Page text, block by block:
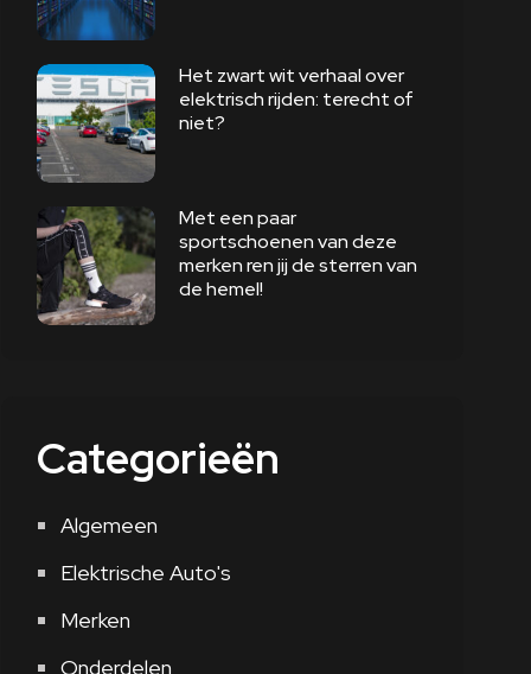
Het zwart wit verhaal over
elektrisch rijden: terecht of
niet?
Met een paar
sportschoenen van deze
merken ren jij de sterren van
de hemel!
Categorieën
Algemeen
Elektrische Auto's
Merken
Onderdelen